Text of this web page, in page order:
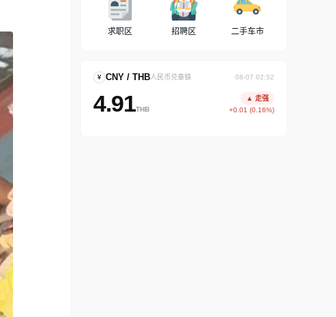
求职区 招聘区 二手车市
¥ CNY / THB人民币兑泰铢 08-07 02:52
4.91THB
▲ 走强
+0.01 (0.16%)